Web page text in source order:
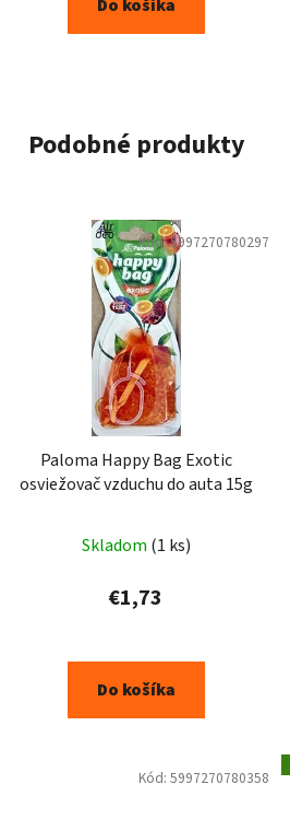
Do košíka
Podobné produkty
Paloma Happy Bag Exotic
osviežovač vzduchu do auta 15g
Skladom (1 ks)
€1,73
Do košíka
Kód:5997270780297
Kód: 5997270780358